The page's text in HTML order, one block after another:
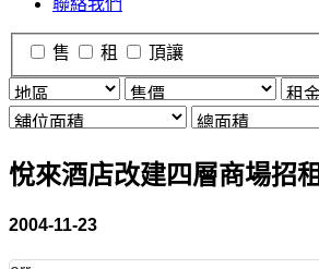
聯絡我們
售 租 頂讓
悅來酒店改建四層商場招租
2004-11-23